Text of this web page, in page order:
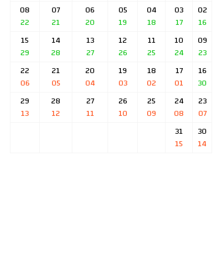
02
16
03
17
04
18
05
19
06
20
07
21
08
22
09
23
10
24
11
25
12
26
13
27
14
28
15
29
16
30
17
01
18
02
19
03
20
04
21
05
22
06
23
07
24
08
25
09
26
10
27
11
28
12
29
13
30
14
31
15